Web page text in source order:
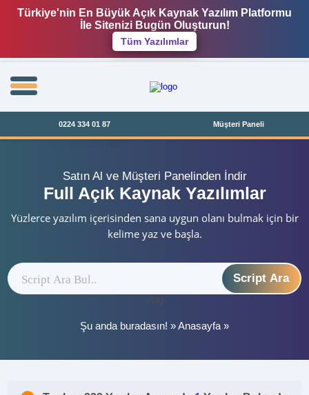
Türkiye'nin En Büyük Açık Kaynak Yazılım Platformu
İle Sitenizi Bugün Oluşturun!
Tüm Yazılımlar
0224 334 01 87 Müşteri Paneli
Satın Al ve Müşteri Panelinden İndir
Full Açık Kaynak Yazılımlar
Yüzlerce yazılım içerisinden sana uygun olanı bulmak için bir
kelime yaz ve başla.
Script Ara
ytag
Şu anda buradasın! »Anasayfa »